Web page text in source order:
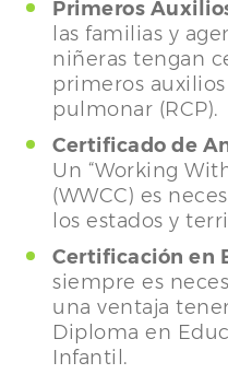
Primeros
las familias y
niñeras tengan
primeros
pulmonar (RCP).
Certificado de
Un “Working
(WWCC) es
los estados y
Certificación en
siempre es
una ventaja
Diploma en
Infantil.